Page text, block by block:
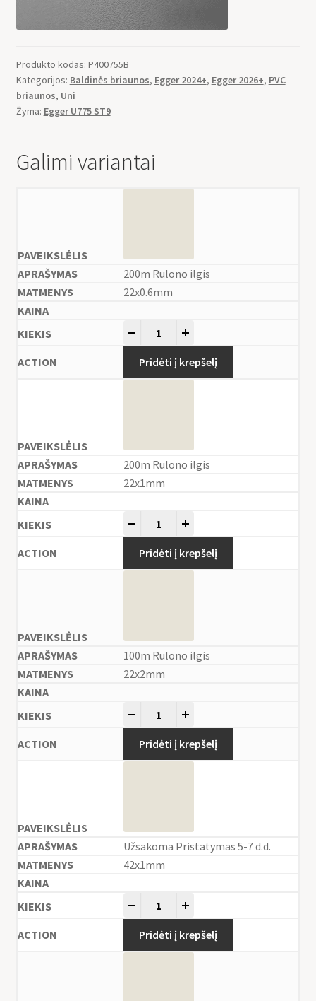
Produkto kodas: P400755B
Kategorijos: Baldinės briaunos, Egger 2024+, Egger 2026+, PVC
briaunos, Uni
Žyma: Egger U775 ST9
Galimi variantai
200m Rulono ilgis
22x0.6mm
Pridėti į krepšelį
200m Rulono ilgis
22x1mm
Pridėti į krepšelį
100m Rulono ilgis
22x2mm
Pridėti į krepšelį
Užsakoma Pristatymas 5-7 d.d.
42x1mm
Pridėti į krepšelį